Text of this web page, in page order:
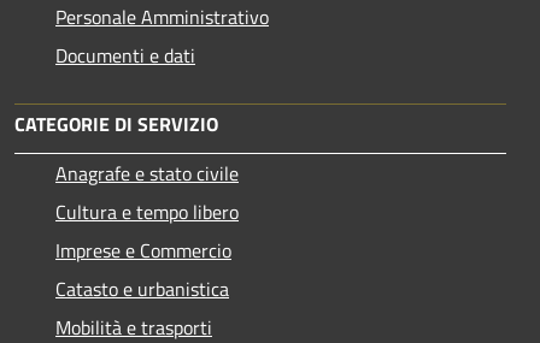
Personale Amministrativo
Documenti e dati
CATEGORIE DI SERVIZIO
Anagrafe e stato civile
Cultura e tempo libero
Imprese e Commercio
Catasto e urbanistica
Mobilità e trasporti